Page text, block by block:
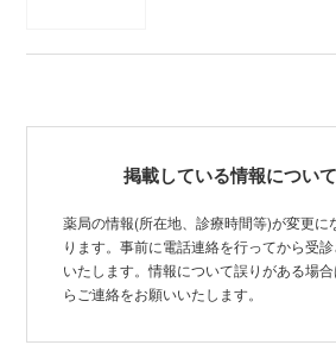
掲載している情報につい
薬局の情報(所在地、診療時間等)が変更に
ります。事前に電話連絡を行ってから受
いたします。情報について誤りがある場
らご連絡をお願いいたします。